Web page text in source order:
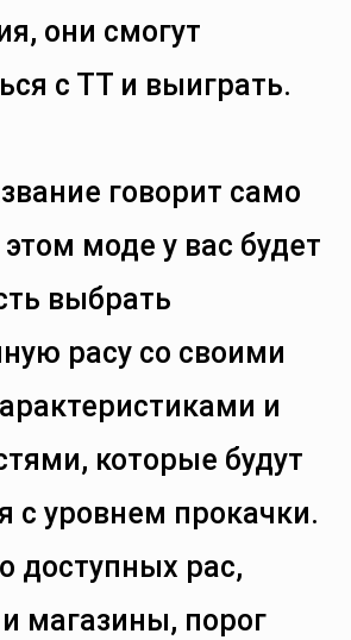
они смогут
с ТТ и выиграть.
говорит само
этом моде у вас будет
выбрать
расу со своими
и
которые будут
с уровнем прокачки.
доступных рас,
магазины, порог